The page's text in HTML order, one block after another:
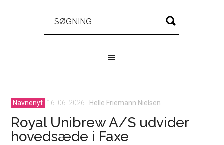
Navnenyt 16. 06. 2026 Helle Friemann Nielsen
Royal Unibrew A/S udvider
hovedsæde i Faxe